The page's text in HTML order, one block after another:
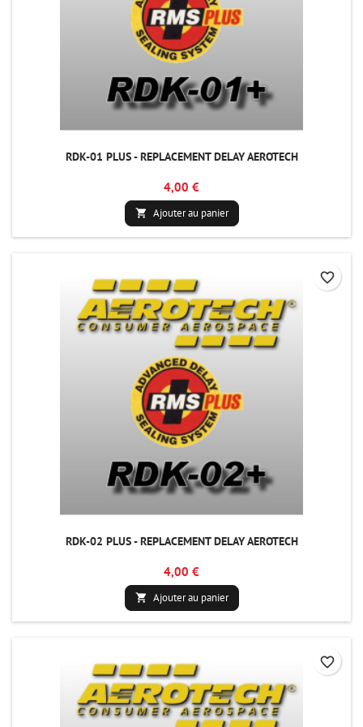
RDK-01 PLUS - REPLACEMENT DELAY AEROTECH
4,00 €
 Ajouter au panier
RDK-02 PLUS - REPLACEMENT DELAY AEROTECH
4,00 €
 Ajouter au panier
favorite_border
favorite_border